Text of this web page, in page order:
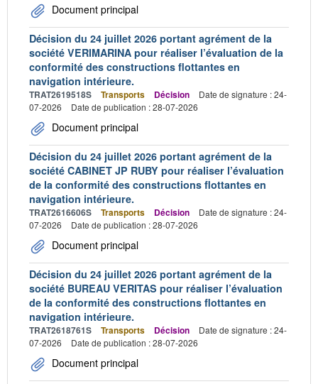
Document principal
Décision du 24 juillet 2026 portant agrément de la
société VERIMARINA pour réaliser l’évaluation de la
conformité des constructions flottantes en
navigation intérieure.
TRAT2619518S Transports Décision
Date de signature : 24-
07-2026
Date de publication : 28-07-2026
Document principal
Décision du 24 juillet 2026 portant agrément de la
société CABINET JP RUBY pour réaliser l’évaluation
de la conformité des constructions flottantes en
navigation intérieure.
TRAT2616606S Transports Décision
Date de signature : 24-
07-2026
Date de publication : 28-07-2026
Document principal
Décision du 24 juillet 2026 portant agrément de la
société BUREAU VERITAS pour réaliser l’évaluation
de la conformité des constructions flottantes en
navigation intérieure.
TRAT2618761S Transports Décision
Date de signature : 24-
07-2026
Date de publication : 28-07-2026
Document principal